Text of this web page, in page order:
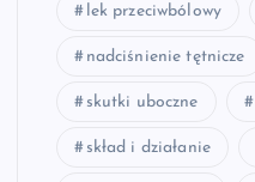
lek przeciwbólowy
nadciśnienie tętnicze
skutki uboczne
skład i działanie